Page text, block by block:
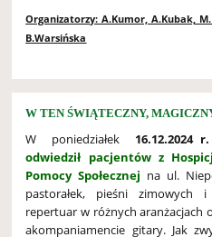
Organizatorzy: A.Kumor, A.Kubak,
B.Warsińska
W TEN ŚWIĄTECZNY,
W poniedziałek 16.12.2024 r.
odwiedził pacjentów z
Pomocy Społecznej na ul.
pastorałek, pieśni zimowych i
repertuar w różnych aranżacjach
akompaniamencie gitary. Jak